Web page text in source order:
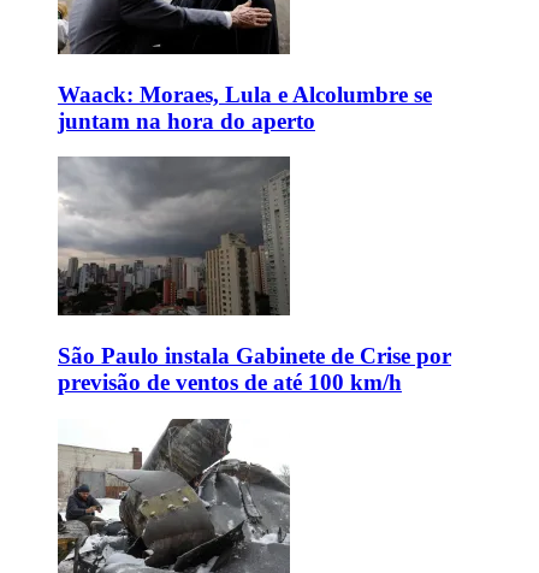
Waack: Moraes, Lula e Alcolumbre se
juntam na hora do aperto
São Paulo instala Gabinete de Crise por
previsão de ventos de até 100 km/h